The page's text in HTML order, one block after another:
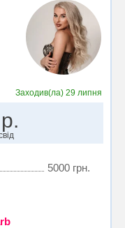
Заходив(ла) 29 липня
5000 грн.